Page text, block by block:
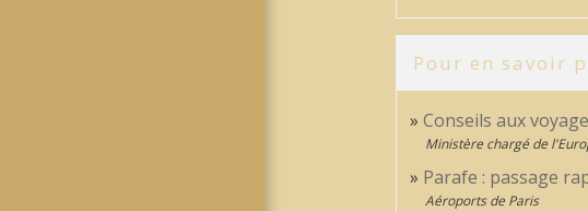
Pour en savoir
Conseils aux
Ministère chargé de
Parafe : passage
Aéroports de Paris